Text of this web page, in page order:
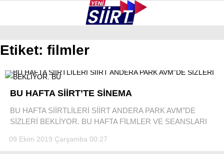
GALERİ VİDEO YAZARLAR
BAYKAN
PERVARI
Etiket: filmler
BU HAFTA SİİRT’TE SİNEMA
BU HAFTA SİİRTLİLERİ SİİRT ANDERA PARK AVM”DE
SİZLERİ BEKLİYOR. BU HAFTA FİLMLER VE SEANSLARI
09 Ekim 2019 Çarşamba 00:27